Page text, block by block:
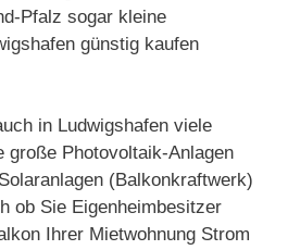
Pfalz sogar kleine
günstig kaufen
in Ludwigshafen viele
große Photovoltaik-Anlagen
(Balkonkraftwerk)
ob Sie Eigenheimbesitzer
Ihrer Mietwohnung Strom